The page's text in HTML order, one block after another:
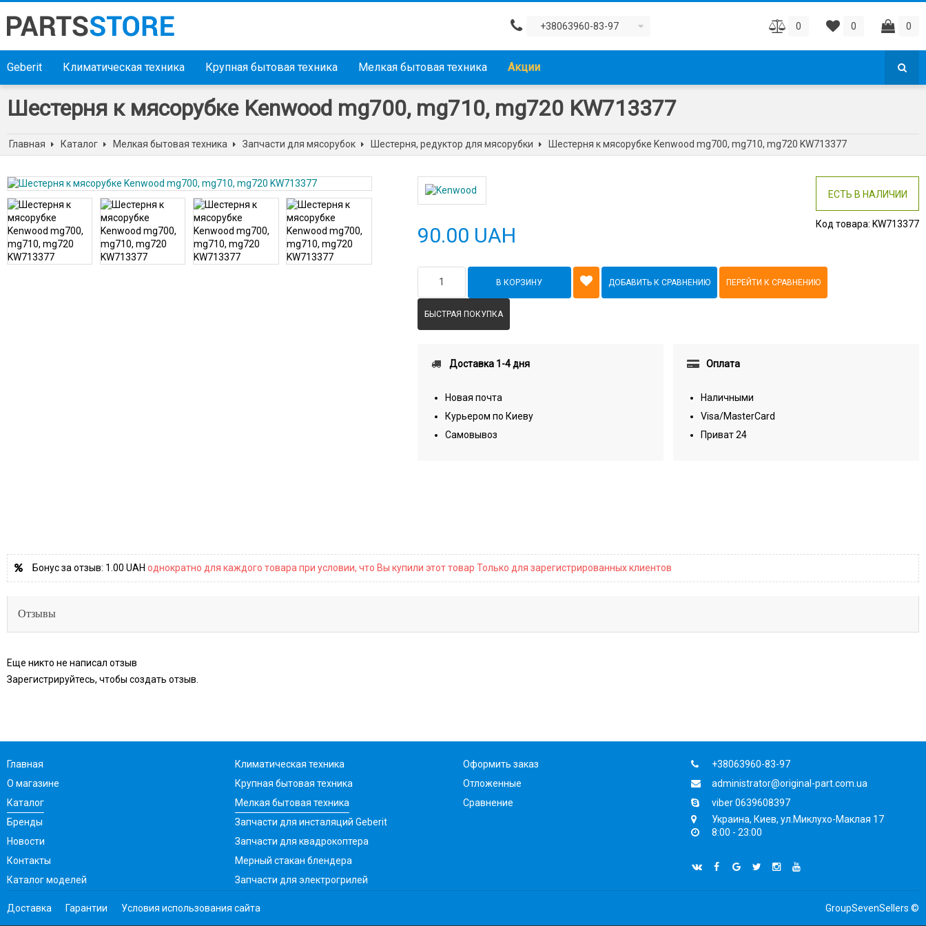
+38063960-83-97 0 0 0
Geberit Климатическая техника Крупная бытовая техника Мелкая бытовая техника Акции
Шестерня к мясорубке Kenwood mg700, mg710, mg720 KW713377
Главная Каталог Мелкая бытовая техника Запчасти для мясорубок Шестерня, редуктор для мясорубки Шестерня к мясорубке Kenwood mg700, mg710, mg720 KW713377
ЕСТЬ В НАЛИЧИИ
Код товара: KW713377
90.00 UAH
В КОРЗИНУ
БЫСТРАЯ ПОКУПКА
Доставка 1-4 дня
Новая почта
Курьером по Киеву
Самовывоз
Оплата
Наличными
Visa/MasterCard
Приват 24
Бонус за отзыв: 1.00 UAH однократно для каждого товара при условии, что Вы купили этот товар Только для зарегистрированных клиентов
Отзывы
Еще никто не написал отзыв
Зарегистрируйтесь, чтобы создать отзыв.
Главная
О магазине
Каталог
Бренды
Новости
Контакты
Каталог моделей
Климатическая техника
Крупная бытовая техника
Мелкая бытовая техника
Запчасти для инсталяций Geberit
Запчасти для квадрокоптера
Мерный стакан блендера
Запчасти для электрогрилей
Оформить заказ
Отложенные
Сравнение
+38063960-83-97
administrator@original-part.com.ua
viber 0639608397
Украина, Киев, ул.Миклухо-Маклая 17
8:00 - 23:00
Доставка Гарантии Условия использования сайта GroupSevenSellers ©